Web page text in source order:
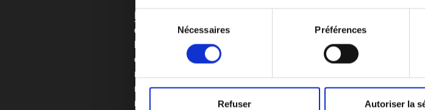
du
consentement
Nécessaires Préférences
Refuser Autoriser la
Le décret 202.9
de promulguer des règlements d'urgence pour la période d'urgence
lesquels les frais d'utilisation des guichets automatiques, les frais de
découvert et de retard sur les cartes de crédit peuvent être restreints
modifiés pour tenir compte des impacts financiers sur Les
new-yorkais et la sécurité et la solidité des entités agréées ou
réglementées.